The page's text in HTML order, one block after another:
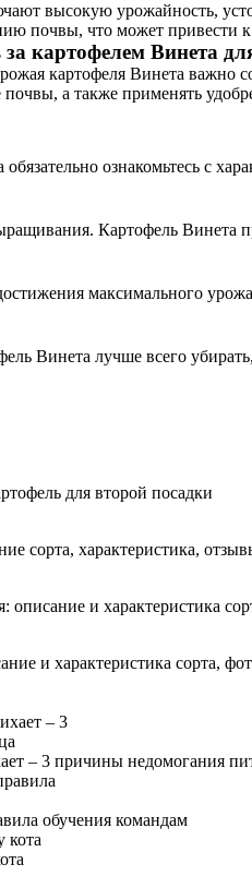
высокую урожайность,
почвы, что может привести
картофелем Винета
картофеля Винета важно
а также применять
ознакомьтесь с
Картофель Винета
максимального
Винета лучше всего
для второй посадки
сорта, характеристика,
и характеристика
и характеристика сорта,
– 3 причины недомогания
обучения командам